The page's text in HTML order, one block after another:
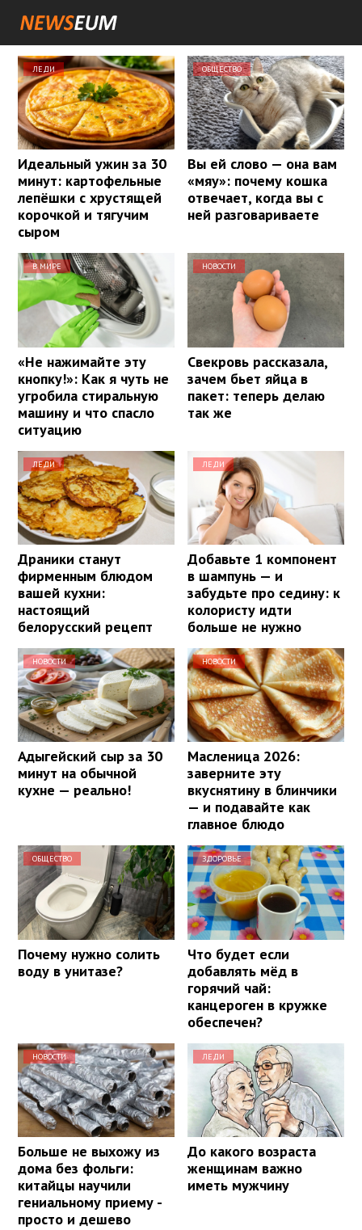
ЛЕДИ
Идеальный ужин за 30
минут: картофельные
лепёшки с хрустящей
корочкой и тягучим
сыром
ОБЩЕСТВО
Вы ей слово — она вам
«мяу»: почему кошка
отвечает, когда вы с
ней разговариваете
В МИРЕ
«Не нажимайте эту
кнопку!»: Как я чуть не
угробила стиральную
машину и что спасло
ситуацию
НОВОСТИ
Свекровь рассказала,
зачем бьет яйца в
пакет: теперь делаю
так же
ЛЕДИ
Драники станут
фирменным блюдом
вашей кухни:
настоящий
белорусский рецепт
ЛЕДИ
Добавьте 1 компонент
в шампунь — и
забудьте про седину: к
колористу идти
больше не нужно
НОВОСТИ
Адыгейский сыр за 30
минут на обычной
кухне — реально!
НОВОСТИ
Масленица 2026:
заверните эту
вкуснятину в блинчики
— и подавайте как
главное блюдо
ОБЩЕСТВО
Почему нужно солить
воду в унитазе?
ЗДОРОВЬЕ
Что будет если
добавлять мёд в
горячий чай:
канцероген в кружке
обеспечен?
НОВОСТИ
Больше не выхожу из
дома без фольги:
китайцы научили
гениальному приему -
просто и дешево
ЛЕДИ
До какого возраста
женщинам важно
иметь мужчину